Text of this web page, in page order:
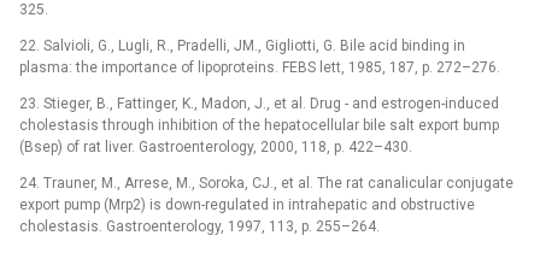
325.
22. Salvioli, G., Lugli, R., Pradelli, JM., Gigliotti, G. Bile acid binding in
plasma: the importance of lipoproteins. FEBS lett, 1985, 187, p. 272–276.
23. Stieger, B., Fattinger, K., Madon, J., et al. Drug -⁠ and estrogen-induced
cholestasis through inhibition of the hepatocellular bile salt export bump
(Bsep) of rat liver. Gastroenterology, 2000, 118, p. 422–430.
24. Trauner, M., Arrese, M., Soroka, CJ., et al. The rat canalicular conjugate
export pump (Mrp2) is down-regulated in intrahepatic and obstructive
cholestasis. Gastroenterology, 1997, 113, p. 255–264.